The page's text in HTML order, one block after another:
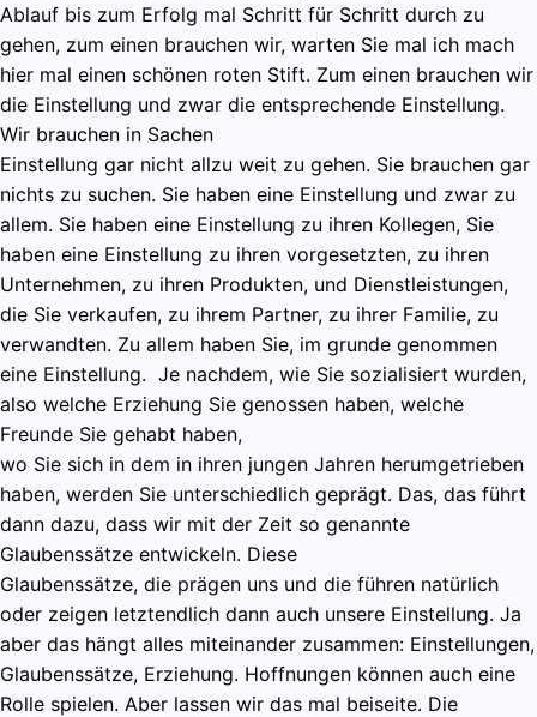
Ablauf bis zum Erfolg mal Schritt für Schritt durch zu
gehen, zum einen brauchen wir, warten Sie mal ich mach
hier mal einen schönen roten Stift. Zum einen brauchen wir
die Einstellung und zwar die entsprechende Einstellung.
Wir brauchen in Sachen
Einstellung gar nicht allzu weit zu gehen. Sie brauchen gar
nichts zu suchen. Sie haben eine Einstellung und zwar zu
allem. Sie haben eine Einstellung zu ihren Kollegen, Sie
haben eine Einstellung zu ihren vorgesetzten, zu ihren
Unternehmen, zu ihren Produkten, und Dienstleistungen,
die Sie verkaufen, zu ihrem Partner, zu ihrer Familie, zu
verwandten. Zu allem haben Sie, im grunde genommen
eine Einstellung. Je nachdem, wie Sie sozialisiert wurden,
also welche Erziehung Sie genossen haben, welche
Freunde Sie gehabt haben,
wo Sie sich in dem in ihren jungen Jahren herumgetrieben
haben, werden Sie unterschiedlich geprägt. Das, das führt
dann dazu, dass wir mit der Zeit so genannte
Glaubenssätze entwickeln. Diese
Glaubenssätze, die prägen uns und die führen natürlich
oder zeigen letztendlich dann auch unsere Einstellung. Ja
aber das hängt alles miteinander zusammen: Einstellungen,
Glaubenssätze, Erziehung. Hoffnungen können auch eine
Rolle spielen. Aber lassen wir das mal beiseite. Die